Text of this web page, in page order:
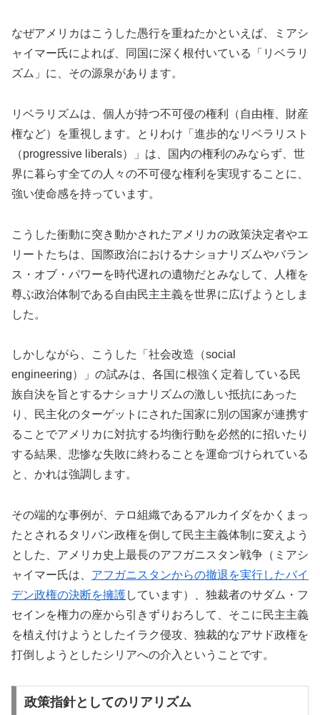
なぜアメリカはこうした愚行を重ねたかといえば、ミアシ
ャイマー氏によれば、同国に深く根付いている「リベラリ
ズム」に、その源泉があります。
リベラリズムは、個人が持つ不可侵の権利（自由権、財産
権など）を重視します。とりわけ「進歩的なリベラリスト
（progressive liberals）」は、国内の権利のみならず、世
界に暮らす全ての人々の不可侵な権利を実現することに、
強い使命感を持っています。
こうした衝動に突き動かされたアメリカの政策決定者やエ
リートたちは、国際政治におけるナショナリズムやバラン
ス・オブ・パワーを時代遅れの遺物だとみなして、人権を
尊ぶ政治体制である自由民主主義を世界に広げようとしま
した。
しかしながら、こうした「社会改造（social
engineering）」の試みは、各国に根強く定着している民
族自決を旨とするナショナリズムの激しい抵抗にあった
り、民主化のターゲットにされた国家に別の国家が連携す
ることでアメリカに対抗する均衡行動を必然的に招いたり
する結果、悲惨な失敗に終わることを運命づけられている
と、かれは強調します。
その端的な事例が、テロ組織であるアルカイダをかくまっ
たとされるタリバン政権を倒して民主主義体制に変えよう
とした、アメリカ史上最長のアフガニスタン戦争（ミアシ
ャイマー氏は、 アフガニスタンからの撤退を実行したバイ
デン政権の決断を擁護しています）、独裁者のサダム・フ
セインを権力の座から引きずりおろして、そこに民主主義
を植え付けようとしたイラク侵攻、独裁的なアサド政権を
打倒しようとしたシリアへの介入ということです。
政策指針としてのリアリズム